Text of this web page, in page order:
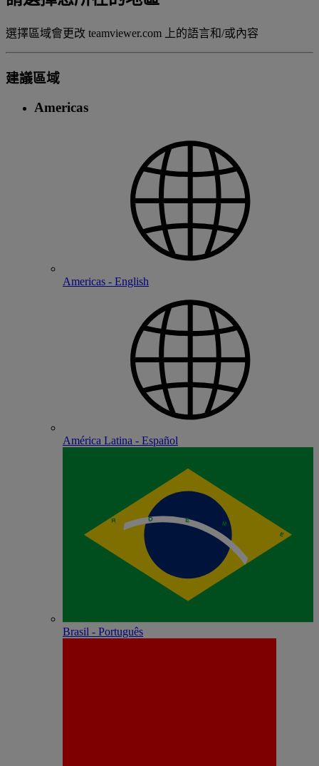
選擇區域會更改 teamviewer.com 上的語言和/或內容
建議區域
Americas
Americas - English
América Latina - Español
Brasil - Português